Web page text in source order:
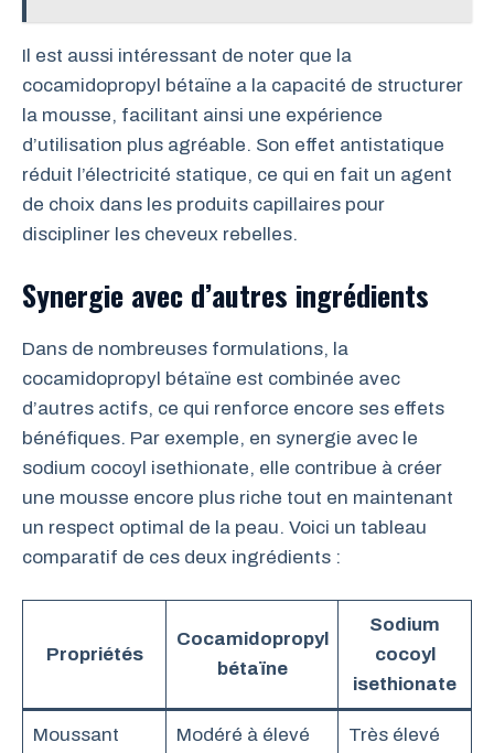
Il est aussi intéressant de noter que la
cocamidopropyl bétaïne a la capacité de structurer
la mousse, facilitant ainsi une expérience
d’utilisation plus agréable. Son effet antistatique
réduit l’électricité statique, ce qui en fait un agent
de choix dans les produits capillaires pour
discipliner les cheveux rebelles.
Synergie avec d’autres ingrédients
Dans de nombreuses formulations, la
cocamidopropyl bétaïne est combinée avec
d’autres actifs, ce qui renforce encore ses effets
bénéfiques. Par exemple, en synergie avec le
sodium cocoyl isethionate, elle contribue à créer
une mousse encore plus riche tout en maintenant
un respect optimal de la peau. Voici un tableau
comparatif de ces deux ingrédients :
Propriétés
Cocamidopropyl
bétaïne
Sodium
cocoyl
isethionate
Moussant Modéré à élevé Très élevé